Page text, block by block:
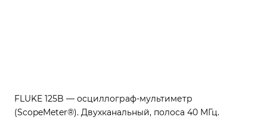
FLUKE 125B — осциллограф-мультиметр
(ScopeMeter®). Двухканальный, полоса 40 МГц.